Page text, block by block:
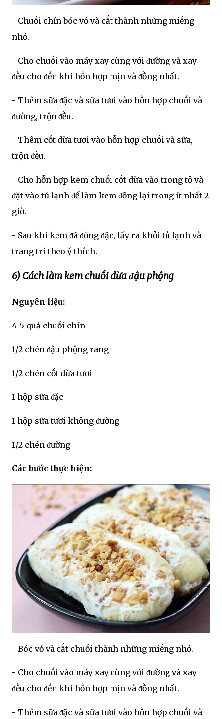
- Chuṓi chín bóc vỏ và cắt thành những miḗng
nhỏ.
- Cho chuṓi vào máy xay cùng với ᵭường và xay
ᵭḕu cho ᵭḗn khi hỗn hợp mịn và ᵭṑng nhất.
- Thêm sữa ᵭặc và sữa tươi vào hỗn hợp chuṓi và
ᵭường, trộn ᵭḕu.
- Thêm cṓt dừa tươi vào hỗn hợp chuṓi và sữa,
trộn ᵭḕu.
- Cho hỗn hợp kem chuṓi cṓt dừa vào trong tȏ và
ᵭặt vào tủ lạnh ᵭể làm kem ᵭȏng lại trong ít nhất 2
giờ.
- Sau khi kem ᵭã ᵭȏng ᵭặc, lấy ra khỏi tủ lạnh và
trang trí theo ý thích.
6) Cách làm kem chuṓi dừa ᵭậu phộng
Nguyên liệu:
4-5 quả chuṓi chín
1/2 chén ᵭậu phộng rang
1/2 chén cṓt dừa tươi
1 hộp sữa ᵭặc
1 hộp sữa tươi khȏng ᵭường
1/2 chén ᵭường
Các bước thực hiện:
- Bóc vỏ và cắt chuṓi thành những miḗng nhỏ.
- Cho chuṓi vào máy xay cùng với ᵭường và xay
ᵭḕu cho ᵭḗn khi hỗn hợp mịn và ᵭṑng nhất.
- Thêm sữa ᵭặc và sữa tươi vào hỗn hợp chuṓi và